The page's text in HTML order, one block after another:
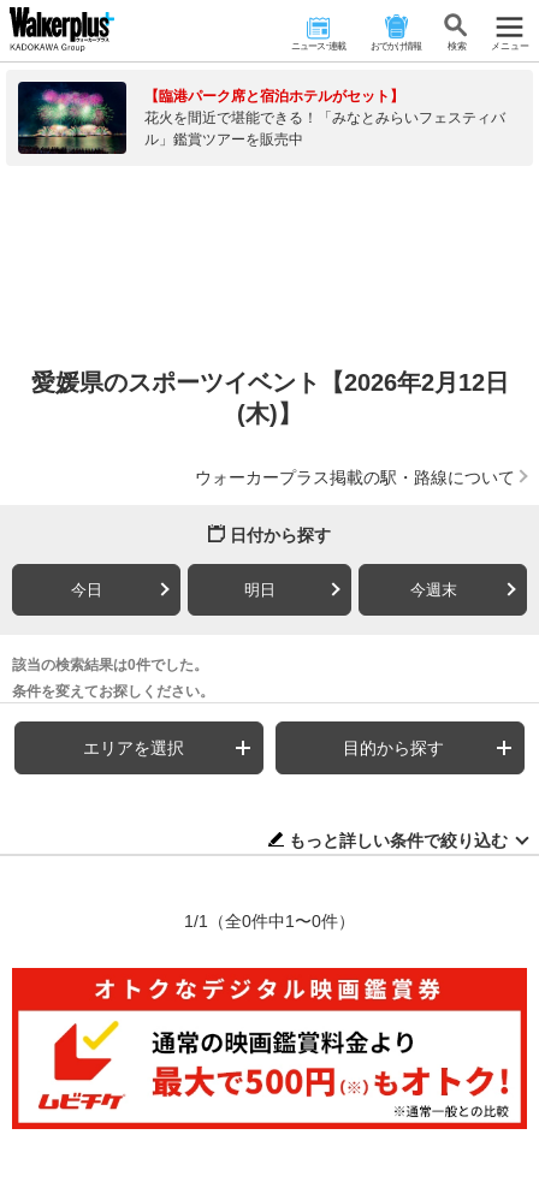
ニュース･連載 おでかけ情報 検 索 メニュー
【臨港パーク席と宿泊ホテルがセット】
花火を間近で堪能できる！「みなとみらいフェスティバ
ル」鑑賞ツアーを販売中
愛媛県のスポーツイベント【2026年2月12日
(木)】
ウォーカープラス掲載の駅・路線について
日付から探す
今日 明日 今週末
該当の検索結果は0件でした。
条件を変えてお探しください。
エリアを選択 目的から探す
もっと詳しい条件で絞り込む
1/1 （全0件中1〜0件）